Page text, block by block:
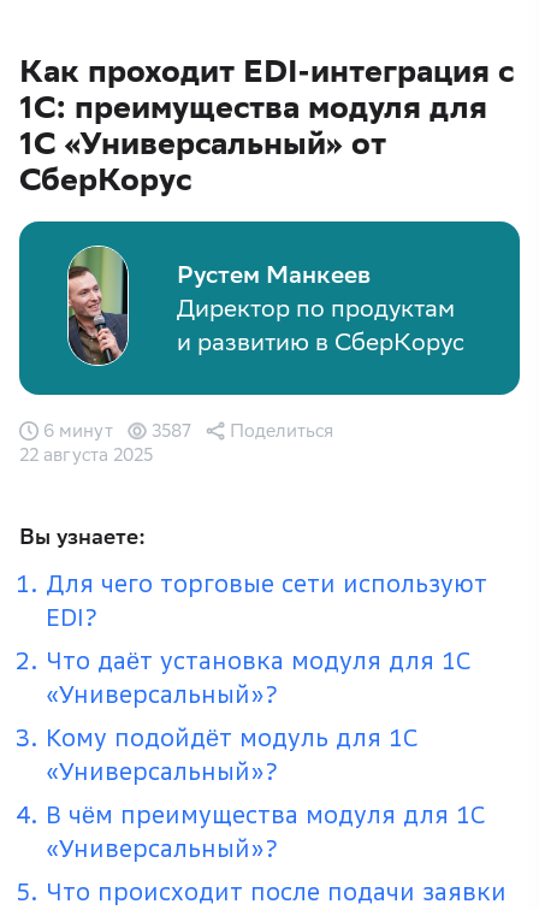
Как проходит EDI-интеграция с
1С: преимущества модуля для
1С «Универсальный» от
СберКорус
Рустем Манкеев
Директор по продуктам
и развитию в СберКорус
22 августа 2025
6 минут 3587 Поделиться
Вы узнаете:
Для чего торговые сети используют
EDI?
Что даёт установка модуля для 1С
«Универсальный»?
Кому подойдёт модуль для 1С
«Универсальный»?
В чём преимущества модуля для 1С
«Универсальный»?
Что происходит после подачи заявки